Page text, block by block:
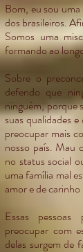
Bom, eu sou
dos brasileiros.
Somos uma
formando ao
Sobre o
defendo que
ninguém, porque
suas qualidades
preocupar mais
nosso país. Mau
no status social
uma família mal
amor e de
Essas pessoas
preocupar com
delas surgem de